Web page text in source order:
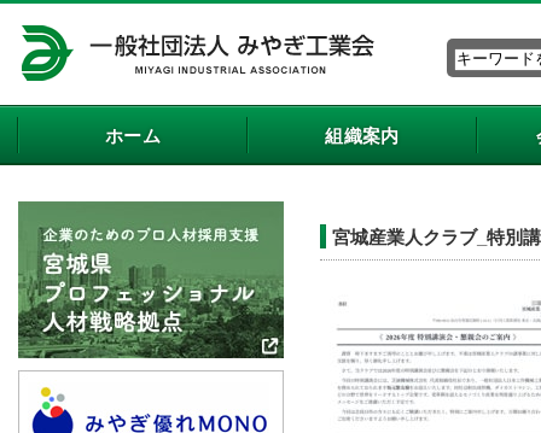
ホーム 組織案内
宮城産業人クラブ_特別